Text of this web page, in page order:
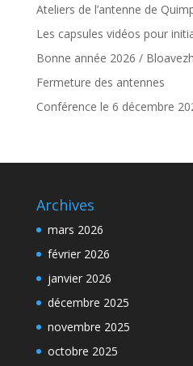
Ateliers de l’antenne de
Les capsules vidéos pour
Bonne année 2026 /
Fermeture des antennes
Conférence le 6 décembre
Archives
mars 2026
février 2026
janvier 2026
décembre 2025
novembre 2025
octobre 2025